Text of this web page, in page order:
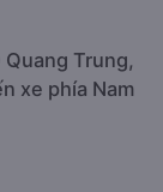
Trung,
xe phía Nam